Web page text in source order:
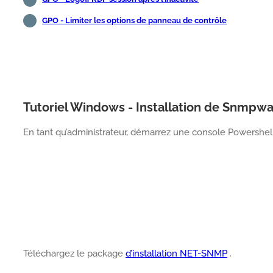
GPO - Limiter les options de panneau de contrôle
Tutoriel Windows - Installation de
En tant qu’administrateur, démarrez une console
Téléchargez le package d’installation NET-SNMP.